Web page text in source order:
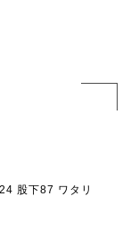
股下87 ワタリ